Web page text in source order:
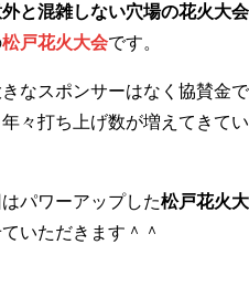
と混雑しない穴場の花火大会
松戸花火大会です。
なスポンサーはなく協賛金
々打ち上げ数が増えてきて
パワーアップした松戸花火
いただきます＾＾